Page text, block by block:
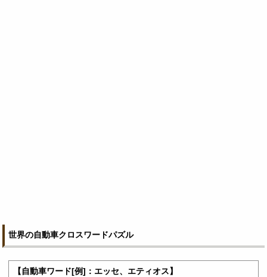
世界の自動車クロスワードパズル
【自動車ワード[例]：エッセ、エティオス】